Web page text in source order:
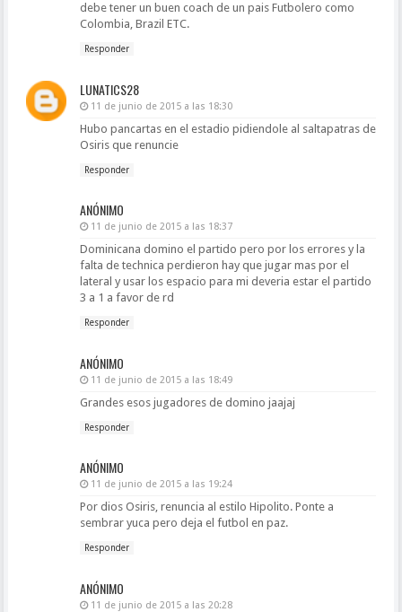
debe tener un buen coach de un pais Futbolero como
Colombia, Brazil ETC.
Responder
LUNATICS28
11 de junio de 2015 a las 18:30
Hubo pancartas en el estadio pidiendole al saltapatras de
Osiris que renuncie
Responder
ANÓNIMO
11 de junio de 2015 a las 18:37
Dominicana domino el partido pero por los errores y la
falta de technica perdieron hay que jugar mas por el
lateral y usar los espacio para mi deveria estar el partido
3 a 1 a favor de rd
Responder
ANÓNIMO
11 de junio de 2015 a las 18:49
Grandes esos jugadores de domino jaajaj
Responder
ANÓNIMO
11 de junio de 2015 a las 19:24
Por dios Osiris, renuncia al estilo Hipolito. Ponte a
sembrar yuca pero deja el futbol en paz.
Responder
ANÓNIMO
11 de junio de 2015 a las 20:28